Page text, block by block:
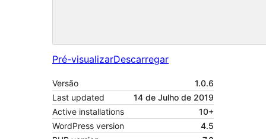
Pré-visualizarDescarregar
Versão
1.0.6
Last updated
14 de Julho de 2019
Active installations
10+
WordPress version
4.5